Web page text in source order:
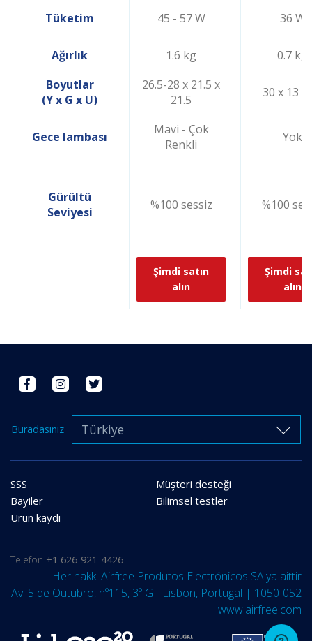
Tüketim 45 - 57 W 36 W
Ağırlık 1.6 kg
0.7 kg
Boyutlar
(Y x G x U)
26.5-28 x 21.5 x
21.5
30 x 13 x
Gece lambası
Mavi - Çok
Renkli
Yok
Gürültü
Seviyesi
%100 sessiz %100
Şimdi satın
alın
Şimdi
alın
Buradasınız Türkiye
SSS
Müşteri desteği
Bayiler
Bilimsel testler
Ürün kaydı
Telefon +1 626-921-4426
Her hakkı Airfree Produtos Electrónicos SA'ya aittir
Av. 5 de Outubro, nº115, 3º G - Lisbon, Portugal | 1050-052
www.airfree.com